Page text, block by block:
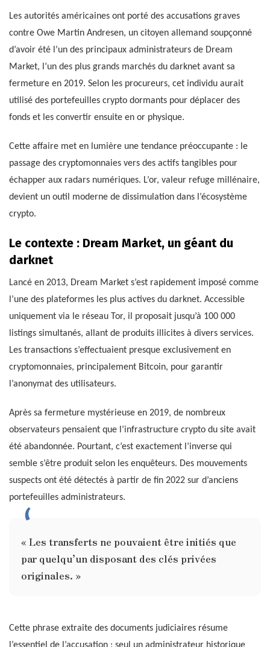
Les autorités américaines ont porté des accusations graves
contre Owe Martin Andresen, un citoyen allemand soupçonné
d’avoir été l’un des principaux administrateurs de Dream
Market, l’un des plus grands marchés du darknet avant sa
fermeture en 2019. Selon les procureurs, cet individu aurait
utilisé des portefeuilles crypto dormants pour déplacer des
fonds et les convertir ensuite en or physique.
Cette affaire met en lumière une tendance préoccupante : le
passage des cryptomonnaies vers des actifs tangibles pour
échapper aux radars numériques. L’or, valeur refuge millénaire,
devient un outil moderne de dissimulation dans l’écosystème
crypto.
Le contexte : Dream Market, un géant du
darknet
Lancé en 2013, Dream Market s’est rapidement imposé comme
l’une des plateformes les plus actives du darknet. Accessible
uniquement via le réseau Tor, il proposait jusqu’à 100 000
listings simultanés, allant de produits illicites à divers services.
Les transactions s’effectuaient presque exclusivement en
cryptomonnaies, principalement Bitcoin, pour garantir
l’anonymat des utilisateurs.
Après sa fermeture mystérieuse en 2019, de nombreux
observateurs pensaient que l’infrastructure crypto du site avait
été abandonnée. Pourtant, c’est exactement l’inverse qui
semble s’être produit selon les enquêteurs. Des mouvements
suspects ont été détectés à partir de fin 2022 sur d’anciens
portefeuilles administrateurs.
« Les transferts ne pouvaient être initiés que
par quelqu’un disposant des clés privées
originales. »
Cette phrase extraite des documents judiciaires résume